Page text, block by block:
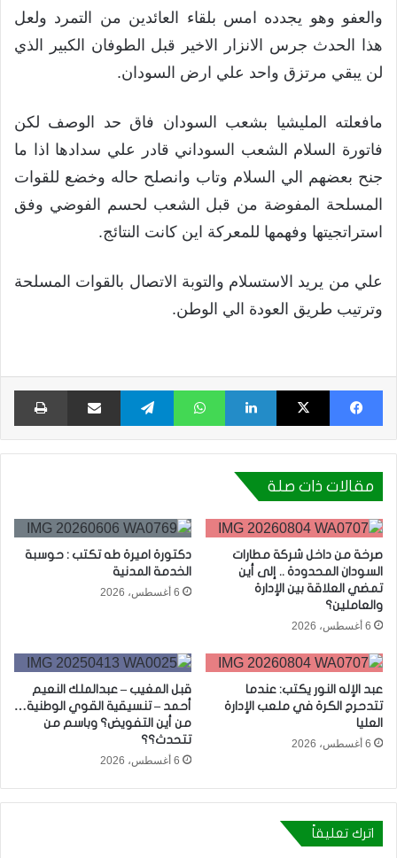
والعفو وهو يجدده امس بلقاء العائدين من التمرد ولعل
هذا الحدث جرس الانزار الاخير قبل الطوفان الكبير الذي
لن يبقي مرتزق واحد علي ارض السودان.
مافعلته المليشيا بشعب السودان فاق حد الوصف لكن
فاتورة السلام الشعب السوداني قادر علي سدادها اذا ما
جنح بعضهم الي السلام وتاب وانصلح حاله وخضع للقوات
المسلحة المفوضة من قبل الشعب لحسم الفوضي وفق
استراتجيتها وفهمها للمعركة اين كانت النتائج.
علي من يريد الاستسلام والتوبة الاتصال بالقوات المسلحة
وترتيب طريق العودة الي الوطن.
فيسبوك X لينكدإن واتساب تيلقرام مشاركة عبر البريد
مقالات ذات صلة
صرخة من داخل شركة مطارات
السودان المحدودة .. إلى أين
تمضي العلاقة بين الإدارة
والعاملين؟
6 أغسطس، 2026
دكتورة اميرة طه تكتب : حوسبة
الخدمة المدنية
6 أغسطس، 2026
عبد الإله النور يكتب: عندما
تتدحرج الكرة في ملعب الإدارة
العليا
6 أغسطس، 2026
قبل المغيب – عبدالملك النعيم
أحمد – تنسيقية القوي الوطنية…
من أين التفويض؟ وباسم من
تتحدث؟؟
6 أغسطس، 2026
اترك تعليقاً